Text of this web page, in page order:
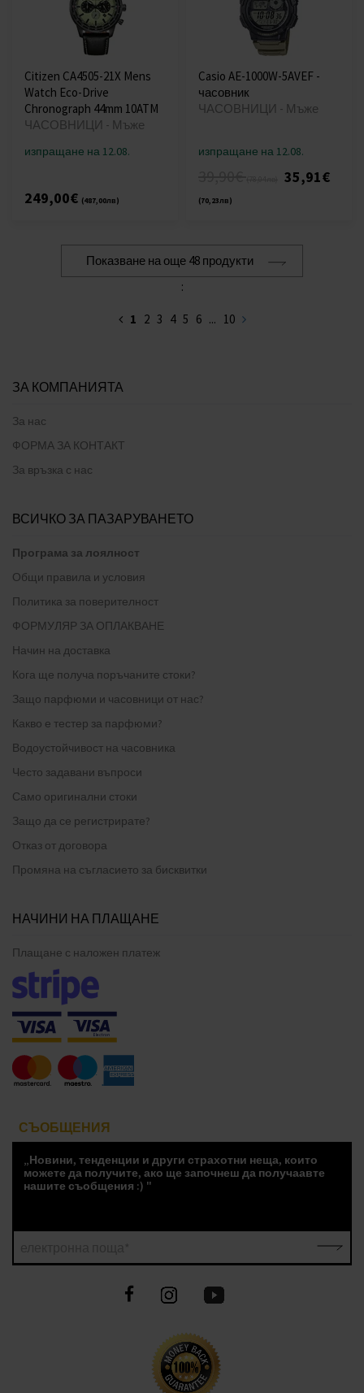
Citizen CA4505-21X Mens
Watch Eco-Drive
Chronograph 44mm 10ATM
ЧАСОВНИЦИ - Мъже
изпращане на 12.08.
249,00€ (487,00лв)
Casio AE-1000W-5AVEF -
часовник
ЧАСОВНИЦИ - Мъже
изпращане на 12.08.
35,91€
(70,23лв)
Показване на още 48 продукти
:
1 2 3 4 5 6 ... 10
ЗА КОМПАНИЯТА
За нас
ФОРМА ЗА КОНТАКТ
За връзка с нас
ВСИЧКО ЗА ПАЗАРУВАНЕТО
Програма за лоялност
Общи правила и условия
Политика за поверителност
ФОРМУЛЯР ЗА ОПЛАКВАНЕ
Начин на доставка
Кога ще получа поръчаните стоки?
Защо парфюми и часовници от нас?
Какво е тестер за парфюми?
Водоустойчивост на часовника
Често задавани въпроси
Само оригинални стоки
Защо да се регистрирате?
Отказ от договора
Промяна на съгласието за бисквитки
НАЧИНИ НА ПЛАЩАНЕ
Плащане с наложен платеж
СЪОБЩЕНИЯ
„Новини, тенденции и други страхотни неща, които
можете да получите, ако ще започнеш да получаавте
нашите съобщения :) "